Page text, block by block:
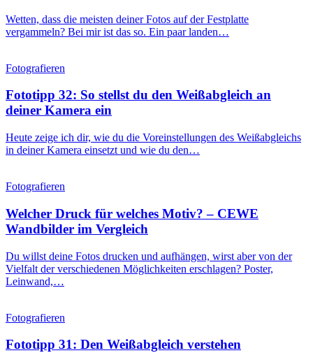
Wetten, dass die meisten deiner Fotos auf der Festplatte
vergammeln? Bei mir ist das so. Ein paar landen…
Fotografieren
Fototipp 32: So stellst du den Weißabgleich an
deiner Kamera ein
Heute zeige ich dir, wie du die Voreinstellungen des Weißabgleichs
in deiner Kamera einsetzt und wie du den…
Fotografieren
Welcher Druck für welches Motiv? – CEWE
Wandbilder im Vergleich
Du willst deine Fotos drucken und aufhängen, wirst aber von der
Vielfalt der verschiedenen Möglichkeiten erschlagen? Poster,
Leinwand,…
Fotografieren
Fototipp 31: Den Weißabgleich verstehen